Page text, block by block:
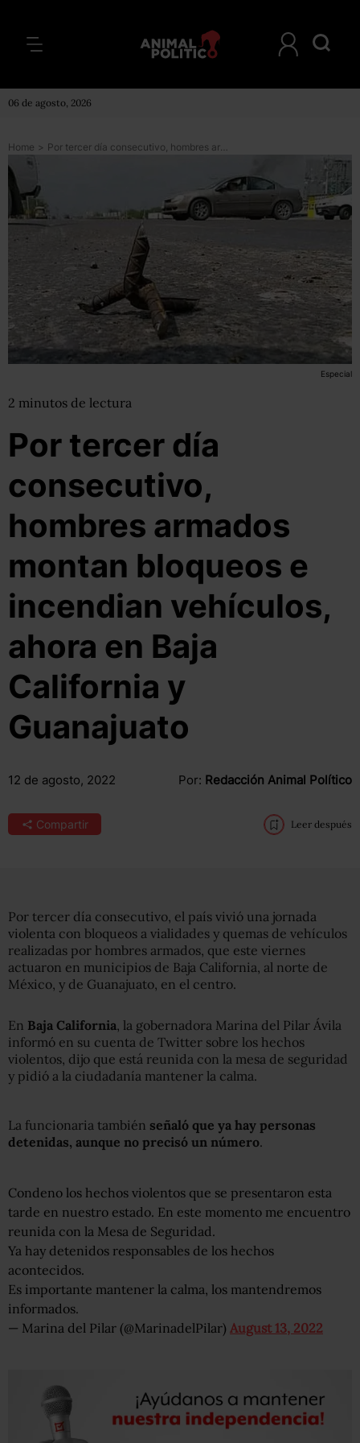
06 de agosto, 2026
Home > Por tercer día consecutivo, hombres armados montan bloqueos e incendian vehículos, ahora en Baja California y Guanajuato
Especial
2 minutos de lectura
Por tercer día
consecutivo,
hombres armados
montan bloqueos e
incendian vehículos,
ahora en Baja
California y
Guanajuato
12 de agosto, 2022 Por: Redacción Animal Político
Compartir Leer después
Por tercer día consecutivo, el país vivió una jornada
violenta con bloqueos a vialidades y quemas de vehículos
realizadas por hombres armados, que este viernes
actuaron en municipios de Baja California, al norte de
México, y de Guanajuato, en el centro.
En Baja California, la gobernadora Marina del Pilar Ávila
informó en su cuenta de Twitter sobre los hechos
violentos, dijo que está reunida con la mesa de seguridad
y pidió a la ciudadanía mantener la calma.
La funcionaria también señaló que ya hay personas
detenidas, aunque no precisó un número.
Condeno los hechos violentos que se presentaron esta
tarde en nuestro estado. En este momento me encuentro
reunida con la Mesa de Seguridad.
Ya hay detenidos responsables de los hechos
acontecidos.
Es importante mantener la calma, los mantendremos
informados.
— Marina del Pilar (@MarinadelPilar) August 13, 2022